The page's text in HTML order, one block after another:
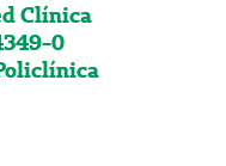
Clínica
0